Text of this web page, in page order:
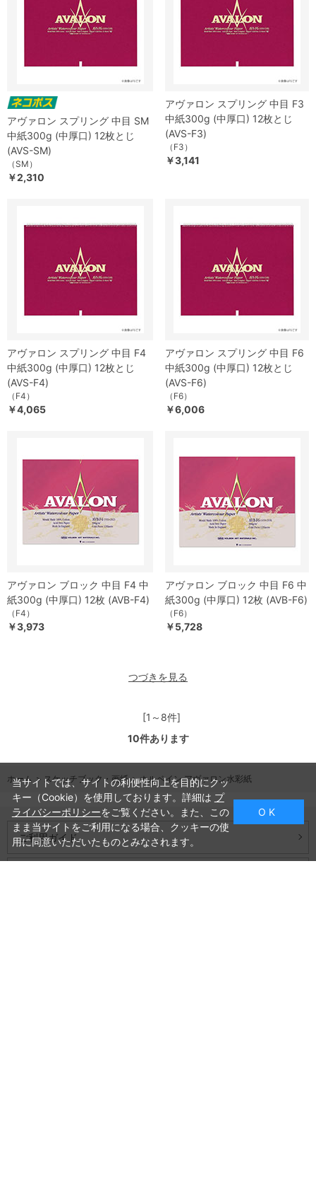
アヴァロン スプリング 中目 SM
中紙300g (中厚口) 12枚とじ
(AVS-SM)
（SM）
￥2,310
アヴァロン スプリング 中目 F3
中紙300g (中厚口) 12枚とじ
(AVS-F3)
（F3）
￥3,141
アヴァロン スプリング 中目 F4
中紙300g (中厚口) 12枚とじ
(AVS-F4)
（F4）
￥4,065
アヴァロン スプリング 中目 F6
中紙300g (中厚口) 12枚とじ
(AVS-F6)
（F6）
￥6,006
アヴァロン ブロック 中目 F4 中
紙300g (中厚口) 12枚 (AVB-F4)
（F4）
￥3,973
アヴァロン ブロック 中目 F6 中
紙300g (中厚口) 12枚 (AVB-F6)
（F6）
￥5,728
つづきを見る
[1～8件]
10件あります
ホーム > スケッチブック・画紙 >ホルベイン アヴァロン水彩紙
ご利用ガイド
当サイトでは、サイトの利便性向上を目的にクッ
キー（Cookie）を使用しております。詳細は プ
ライバシーポリシーをご覧ください。また、この
まま当サイトをご利用になる場合、クッキーの使
用に同意いただいたものとみなされます。
O K